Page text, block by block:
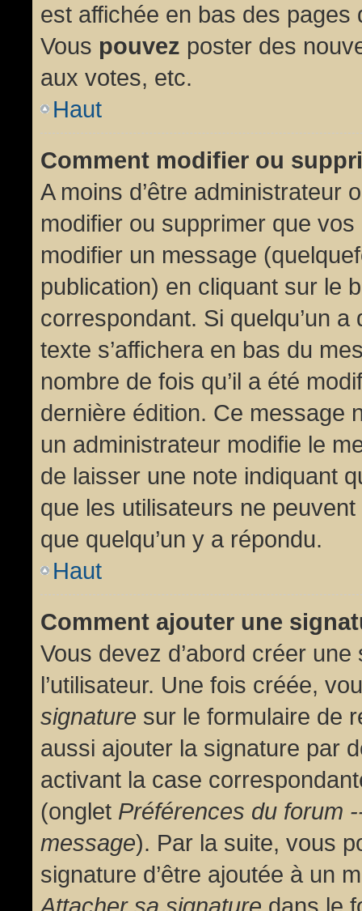
est affichée en bas des
Vous pouvez poster des
aux votes, etc.
Haut
Comment modifier ou
A moins d’être administrateur
modifier ou supprimer que
modifier un message
publication) en cliquant sur le
correspondant. Si quelqu’un
texte s’affichera en bas du
nombre de fois qu’il a été
dernière édition. Ce message
un administrateur modifie le
de laisser une note indiquant
que les utilisateurs ne
que quelqu’un y a répondu.
Haut
Comment ajouter une
Vous devez d’abord créer
l’utilisateur. Une fois créée,
signature sur le formulaire de
aussi ajouter la signature par
activant la case
(onglet Préférences du forum
message). Par la suite, vous
signature d’être ajoutée à un